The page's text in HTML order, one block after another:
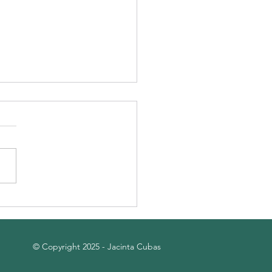
© Copyright 2025 - Jacinta Cubas